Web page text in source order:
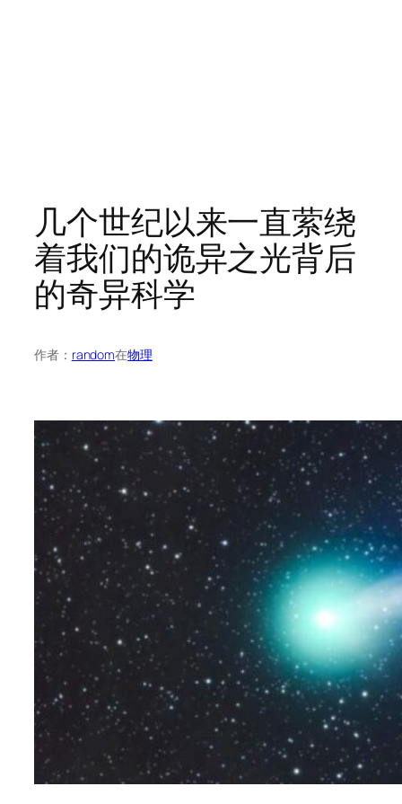
几个世纪以来一直萦绕
着我们的诡异之光背后
的奇异科学
作者： random在物理